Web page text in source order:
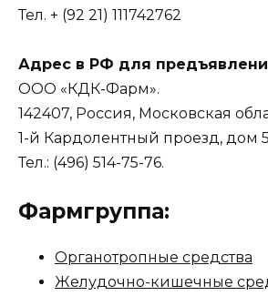
Тел. + (92 21) 111742762
Адрес в РФ для
ООО «КДК-Фарм».
142407, Россия, Московская
1-й Кардолентный проезд, дом 5
Тел.: (496) 514-75-76.
Фармгруппа:
Органотропные средства
Желудочно-кишечные